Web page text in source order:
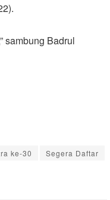
sambung Badrul
ke-30
Segera Daftar